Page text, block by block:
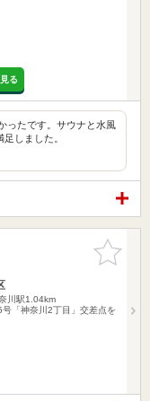
る
ったです。サウナと水風
しました。
お気に入
りに追加
川駅1.04km
「神奈川2丁目」交差点を